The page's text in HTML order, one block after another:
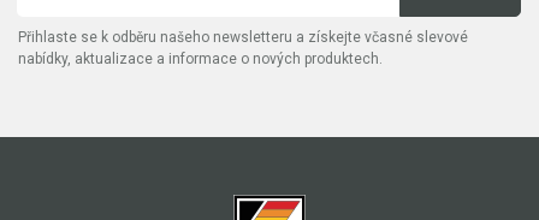
Přihlaste se k odběru našeho newsletteru a získejte včasné slevové
nabídky, aktualizace a informace o nových produktech.